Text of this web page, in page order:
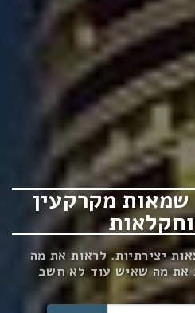
מקרקעין
יצירתיות. לראות את מה
את מה שאיש עוד לא חשב